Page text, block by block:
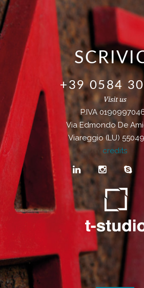
+39 0584
Visit us
P.IVA
Via Edmondo De
Viareggio (LU)
credits